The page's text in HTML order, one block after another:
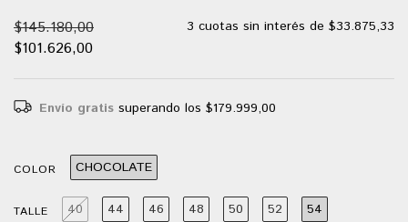
$145.180,00
$101.626,00
3 cuotas sin interés de $33.875,33
Envío gratis superando los $179.999,00
COLOR CHOCOLATE
TALLE 40 44 46 48 50 52 54